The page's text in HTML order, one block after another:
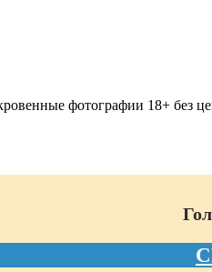
фотографии 18+ без